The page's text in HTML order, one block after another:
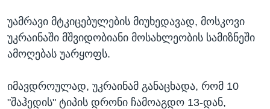
უამრავი მტკიცებულების მიუხედავად, მოსკოვი
უკრაინაში მშვიდობიანი მოსახლეობის სამიზნეში
ამოღებას უარყოფს.
იმავდროულად, უკრაინამ განაცხადა, რომ 10
"შაჰედის" ტიპის დრონი ჩამოაგდო 13-დან,